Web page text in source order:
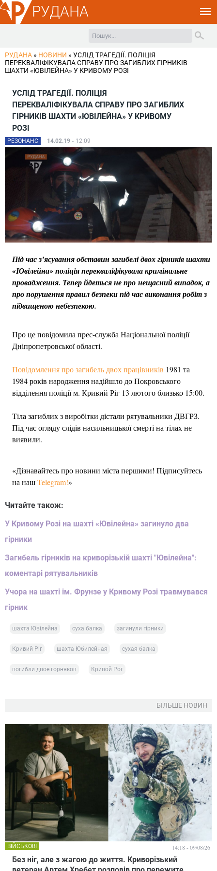
РУДАНА
РУДАНА » НОВИНИ » УСЛІД ТРАГЕДІЇ. ПОЛІЦІЯ
ПЕРЕКВАЛІФІКУВАЛА СПРАВУ ПРО ЗАГИБЛИХ ГІРНИКІВ
ШАХТИ «ЮВІЛЕЙНА» У КРИВОМУ РОЗІ
УСЛІД ТРАГЕДІЇ. ПОЛІЦІЯ
ПЕРЕКВАЛІФІКУВАЛА СПРАВУ ПРО ЗАГИБЛИХ
ГІРНИКІВ ШАХТИ «ЮВІЛЕЙНА» У КРИВОМУ
РОЗІ
РЕЗОНАНС 14.02.19 - 12:09
Під час з’ясування обставин загибелі двох гірників шахти
«Ювілейна» поліція перекваліфікувала кримінальне
провадження. Тепер йдеться не про нещасний випадок, а
про порушення правил безпеки під час виконання робіт з
підвищеною небезпекою.
Про це повідомила прес-служба Національної поліції
Дніпропетровської області.
Повідомлення про загибель двох працівників 1981 та
1984 років народження надійшло до Покровського
відділення поліції м. Кривий Ріг 13 лютого близько 15:00.
Тіла загиблих з виробітки дістали рятувальники ДВГРЗ.
Під час огляду слідів насильницької смерті на тілах не
виявили.
«Дізнавайтесь про новини міста першими! Підписуйтесь
на нашTelegram!»
Читайте також:
У Кривому Розі на шахті «Ювілейна» загинуло два
гірники
Загибель гірників на криворізькій шахті "Ювілейна":
коментарі рятувальників
Учора на шахті ім. Фрунзе у Кривому Розі травмувався
гірник
шахта Ювілейна суха балка загинули гірники
Кривий Ріг шахта Юбилейная сухая балка
погибли двое горняков Кривой Рог
БІЛЬШЕ НОВИН
Без ніг, але з жагою до життя. Криворізький
ВІЙСЬКОВІ 14:18 - 09/08/26